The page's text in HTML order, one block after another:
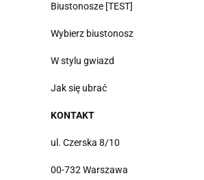
Biustonosze [TEST]
Wybierz biustonosz
W stylu gwiazd
Jak się ubrać
KONTAKT
ul. Czerska 8/10
00-732 Warszawa